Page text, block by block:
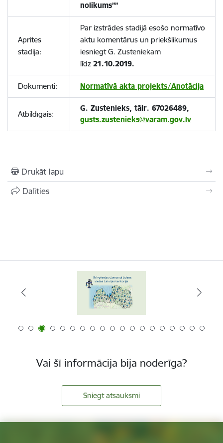
nolikums””
Aprites
stadija:
Par izstrādes stadijā esošo normatīvo
aktu komentārus un priekšlikumus
iesniegt G. Zusteniekam
līdz 21.10.2019.
Dokumenti: Normatīvā akta projekts/Anotācija
Atbildīgais:
G. Zustenieks, tālr. 67026489,
gusts.zustenieks@varam.gov.lv
Drukāt lapu
Dalīties
Vai šī informācija bija noderīga?
Sniegt atsauksmi